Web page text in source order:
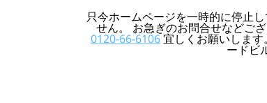
只今ホームページを一時的に停止
せん。 お急ぎのお問合せなどご
0120-66-6106宜しくお願いします
ードビ